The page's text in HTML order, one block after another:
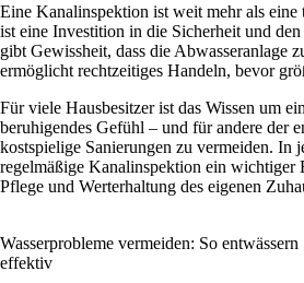
Eine Kanalinspektion ist weit mehr als
ist eine Investition in die Sicherheit und
gibt Gewissheit, dass die Abwasseranlage
ermöglicht rechtzeitiges Handeln, bevor
Für viele Hausbesitzer ist das Wissen um
beruhigendes Gefühl – und für andere der
kostspielige Sanierungen zu vermeiden. In
regelmäßige Kanalinspektion ein wichtiger
Pflege und Werterhaltung des eigenen
Wasserprobleme vermeiden: So
effektiv